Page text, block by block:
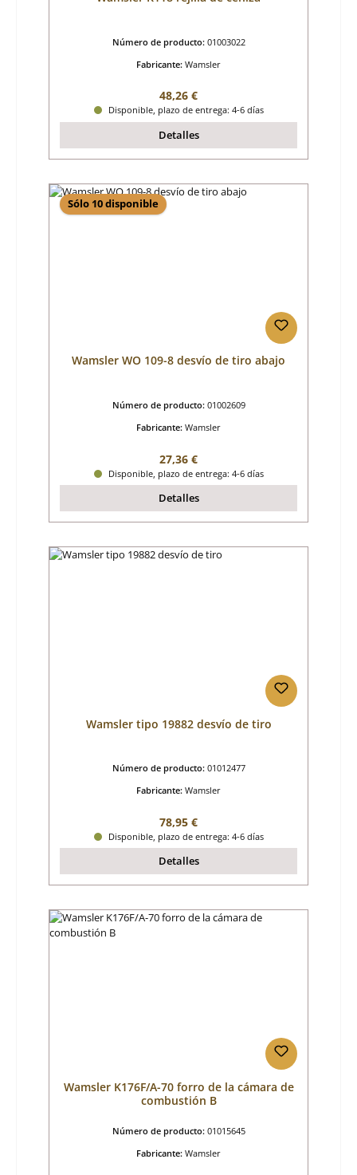
Número de producto: 01003022
Fabricante: Wamsler
Precio normal:
48,26 €
Disponible, plazo de entrega: 4-6 días
Detalles
Sólo 10 disponible
Wamsler WO 109-8 desvío de tiro abajo
Número de producto: 01002609
Fabricante: Wamsler
Precio normal:
27,36 €
Disponible, plazo de entrega: 4-6 días
Detalles
Wamsler tipo 19882 desvío de tiro
Número de producto: 01012477
Fabricante: Wamsler
Precio normal:
78,95 €
Disponible, plazo de entrega: 4-6 días
Detalles
Wamsler K176F/A-70 forro de la cámara de
combustión B
Número de producto: 01015645
Fabricante: Wamsler